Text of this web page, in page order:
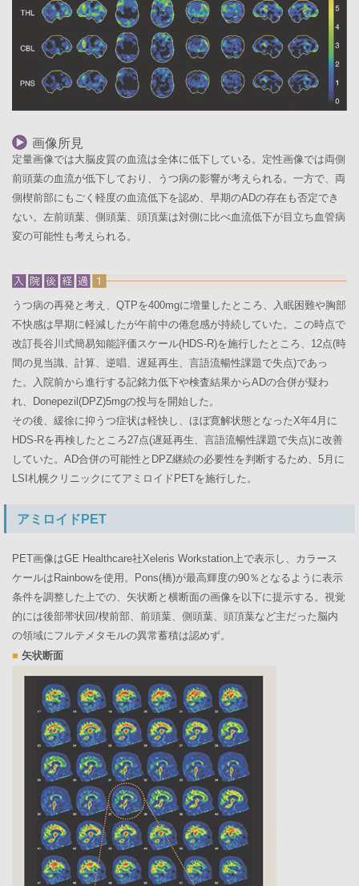
画像所見
定量画像では大脳皮質の血流は全体に低下している。定性画像では両側
前頭葉の血流が低下しており、うつ病の影響が考えられる。一方で、両
側楔前部にもごく軽度の血流低下を認め、早期のADの存在も否定でき
ない。左前頭葉、側頭葉、頭頂葉は対側に比べ血流低下が目立ち血管病
変の可能性も考えられる。
うつ病の再発と考え、QTPを400mgに増量したところ、入眠困難や胸部
不快感は早期に軽減したが午前中の倦怠感が持続していた。この時点で
改訂長谷川式簡易知能評価スケール(HDS-R)を施行したところ、12点(時
間の見当識、計算、逆唱、遅延再生、言語流暢性課題で失点)であっ
た。入院前から進行する記銘力低下や検査結果からADの合併が疑わ
れ、Donepezil(DPZ)5mgの投与を開始した。
その後、緩徐に抑うつ症状は軽快し、ほぼ寛解状態となったX年4月に
HDS-Rを再検したところ27点(遅延再生、言語流暢性課題で失点)に改善
していた。AD合併の可能性とDPZ継続の必要性を判断するため、5月に
LSI札幌クリニックにてアミロイドPETを施行した。
アミロイドPET
PET画像はGE Healthcare社Xeleris Workstation上で表示し、カラース
ケールはRainbowを使用。Pons(橋)が最高輝度の90％となるように表示
条件を調整した上での、矢状断と横断面の画像を以下に提示する。視覚
的には後部帯状回/楔前部、前頭葉、側頭葉、頭頂葉など主だった脳内
の領域にフルテメタモルの異常蓄積は認めず。
■ 矢状断面